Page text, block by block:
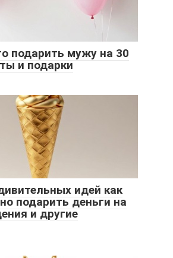
подарить мужу на 30
и подарки
идей как
подарить деньги на
и другие